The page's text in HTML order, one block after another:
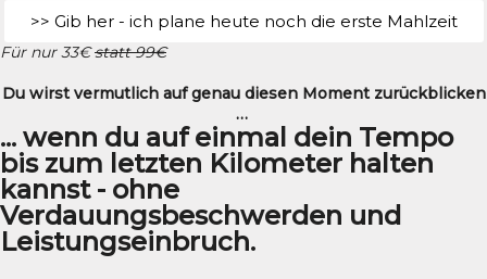
>> Gib her - ich plane heute noch die erste Mahlzeit
Für nur 33€ statt 99€
Du wirst vermutlich auf genau diesen Moment zurückblicken
…
... wenn du auf einmal dein Tempo
bis zum letzten Kilometer halten
kannst - ohne
Verdauungsbeschwerden und
Leistungseinbruch.